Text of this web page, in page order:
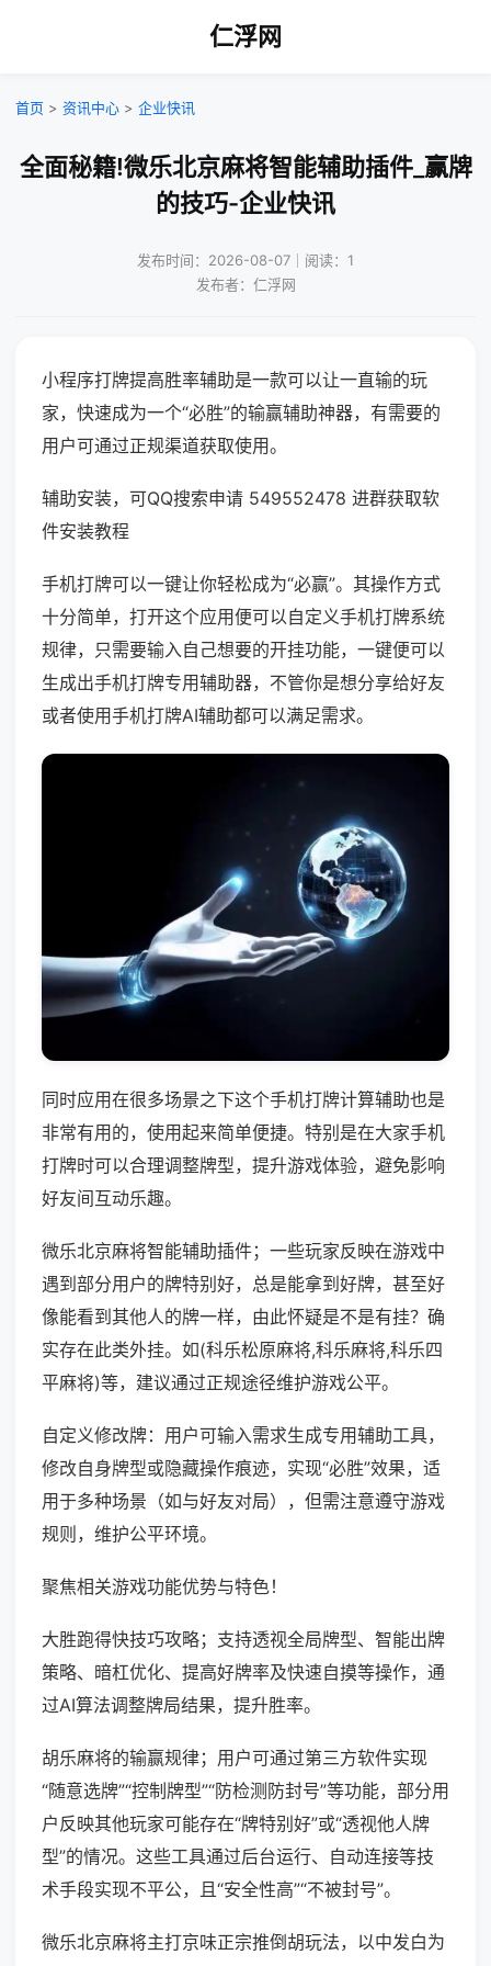
仁浮网
首页 > 资讯中心 > 企业快讯
全面秘籍!微乐北京麻将智能辅助插件_赢牌
的技巧-企业快讯
发布时间：2026-08-07｜阅读：1
发布者：仁浮网
小程序打牌提高胜率辅助是一款可以让一直输的玩
家，快速成为一个“必胜”的输赢辅助神器，有需要的
用户可通过正规渠道获取使用。
辅助安装，可QQ搜索申请 549552478 进群获取软
件安装教程
手机打牌可以一键让你轻松成为“必赢”。其操作方式
十分简单，打开这个应用便可以自定义手机打牌系统
规律，只需要输入自己想要的开挂功能，一键便可以
生成出手机打牌专用辅助器，不管你是想分享给好友
或者使用手机打牌AI辅助都可以满足需求。
同时应用在很多场景之下这个手机打牌计算辅助也是
非常有用的，使用起来简单便捷。特别是在大家手机
打牌时可以合理调整牌型，提升游戏体验，避免影响
好友间互动乐趣。
微乐北京麻将智能辅助插件；一些玩家反映在游戏中
遇到部分用户的牌特别好，总是能拿到好牌，甚至好
像能看到其他人的牌一样，由此怀疑是不是有挂？确
实存在此类外挂。如(科乐松原麻将,科乐麻将,科乐四
平麻将)等，建议通过正规途径维护游戏公平。
自定义修改牌：用户可输入需求生成专用辅助工具，
修改自身牌型或隐藏操作痕迹，实现“必胜”效果，适
用于多种场景（如与好友对局），但需注意遵守游戏
规则，维护公平环境。
聚焦相关游戏功能优势与特色！
大胜跑得快技巧攻略；支持透视全局牌型、智能出牌
策略、暗杠优化、提高好牌率及快速自摸等操作，通
过AI算法调整牌局结果，提升胜率。
胡乐麻将的输赢规律；用户可通过第三方软件实现
“随意选牌”“控制牌型”“防检测防封号”等功能，部分用
户反映其他玩家可能存在“牌特别好”或“透视他人牌
型”的情况。这些工具通过后台运行、自动连接等技
术手段实现不平公，且“安全性高”“不被封号”。
微乐北京麻将主打京味正宗推倒胡玩法，以中发白为